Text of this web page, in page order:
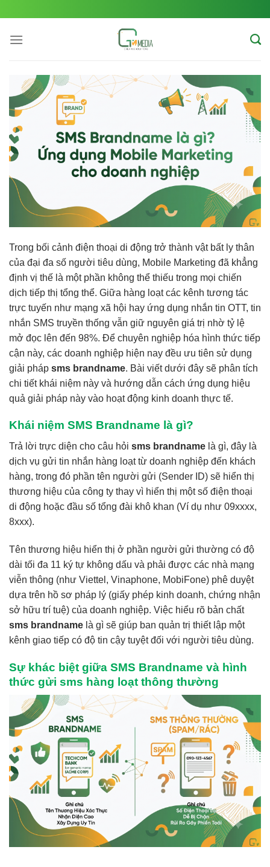
content
Trong bối cảnh điện thoại di động trở thành vật bất ly thân
của đại đa số người tiêu dùng, Mobile Marketing đã khẳng
định vị thế là một phần không thể thiếu trong mọi chiến
dịch tiếp thị tổng thể. Giữa hàng loạt các kênh tương tác
trực tuyến như mạng xã hội hay ứng dụng nhắn tin OTT, tin
nhắn SMS truyền thống vẫn giữ nguyên giá trị nhờ tỷ lệ
mở đọc lên đến 98%. Để chuyên nghiệp hóa hình thức tiếp
cận này, các doanh nghiệp hiện nay đều ưu tiên sử dụng
giải pháp sms brandname. Bài viết dưới đây sẽ phân tích
chi tiết khái niệm này và hướng dẫn cách ứng dụng hiệu
quả giải pháp này vào hoạt động kinh doanh thực tế.
Khái niệm SMS Brandname là gì?
Trả lời trực diện cho câu hỏi sms brandname là gì, đây là
dịch vụ gửi tin nhắn hàng loạt từ doanh nghiệp đến khách
hàng, trong đó phần tên người gửi (Sender ID) sẽ hiển thị
thương hiệu của công ty thay vì hiển thị một số điện thoại
di động hoặc đầu số tổng đài khô khan (Ví dụ như 09xxxx,
8xxx).
Tên thương hiệu hiển thị ở phần người gửi thường có độ
dài tối đa 11 ký tự không dấu và phải được các nhà mạng
viễn thông (như Viettel, Vinaphone, MobiFone) phê duyệt
dựa trên hồ sơ pháp lý (giấy phép kinh doanh, chứng nhận
sở hữu trí tuệ) của doanh nghiệp. Việc hiểu rõ bản chất
sms brandname là gì sẽ giúp ban quản trị thiết lập một
kênh giao tiếp có độ tin cậy tuyệt đối với người tiêu dùng.
Sự khác biệt giữa SMS Brandname và hình
thức gửi sms hàng loạt thông thường